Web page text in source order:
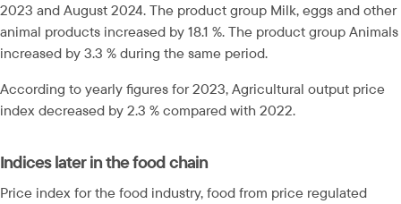
2023 and August 2024. The product group Milk, eggs and other
animal products increased by 18.1 %. The product group Animals
increased by 3.3 % during the same period.
According to yearly figures for 2023, Agricultural output price
index decreased by 2.3 % compared with 2022.
Indices later in the food chain
Price index for the food industry, food from price regulated